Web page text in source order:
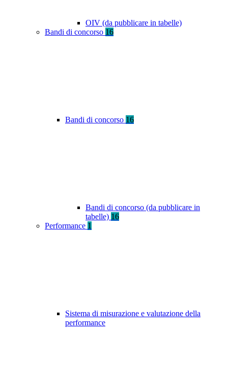
OIV (da pubblicare in tabelle)
Bandi di concorso 16
Bandi di concorso 16
Bandi di concorso (da pubblicare in
tabelle) 16
Performance 1
Sistema di misurazione e valutazione della
performance